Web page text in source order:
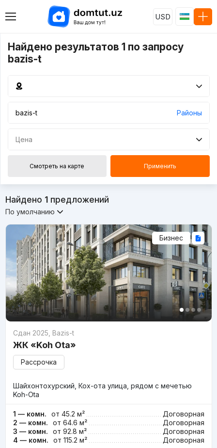
USD
Найдено результатов 1 по запросу
bazis-t
Районы
Цена
Смотреть на карте Применить
Найдено 1предложений
По умолчанию
Бизнес
Сдан 2025 Bazis-t
ЖК «Koh Ota»
Рассрочка
Шайхонтохурский, Кох-ота улица, рядом с мечетью
Koh-Ota
1 — комн. от 45.2 м²
Договорная
2 — комн.
от 64.6 м²
Договорная
3 — комн.
от 92.8 м²
Договорная
4 — комн.
от 115.2 м² Договорная